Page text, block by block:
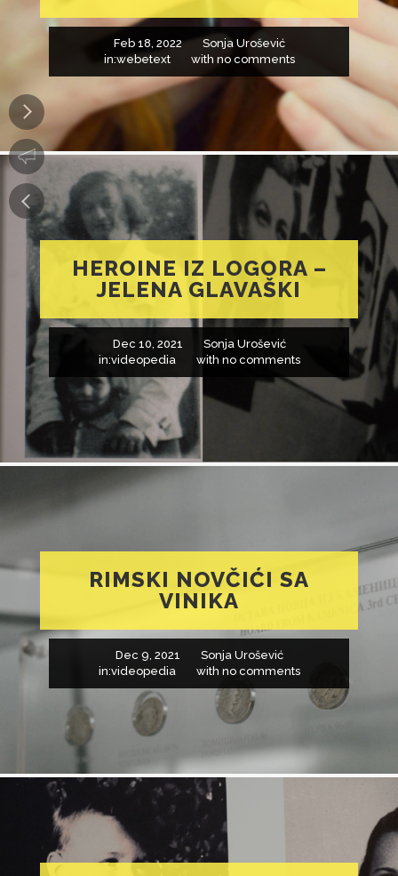
Feb 18, 2022
Sonja Urošević
in:webetext with no comments
HEROINE IZ LOGORA –
JELENA GLAVAŠKI
Dec 10, 2021
Sonja Urošević
in:videopedia with no comments
RIMSKI NOVČIĆI SA
VINIKA
Dec 9, 2021
Sonja Urošević
in:videopedia with no comments